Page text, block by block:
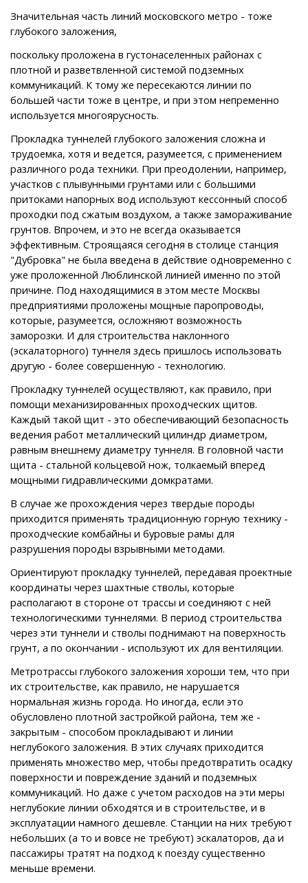
Значительная часть линий московского метро - тоже
глубокого заложения,
поскольку проложена в густонаселенных районах с
плотной и разветвленной системой подземных
коммуникаций. К тому же пересекаются линии по
большей части тоже в центре, и при этом непременно
используется многоярусность.
Прокладка туннелей глубокого заложения сложна и
трудоемка, хотя и ведется, разумеется, с применением
различного рода техники. При преодолении, например,
участков с плывунными грунтами или с большими
притоками напорных вод используют кессонный способ
проходки под сжатым воздухом, а также замораживание
грунтов. Впрочем, и это не всегда оказывается
эффективным. Строящаяся сегодня в столице станция
"Дубровка" не была введена в действие одновременно с
уже проложенной Люблинской линией именно по этой
причине. Под находящимися в этом месте Москвы
предприятиями проложены мощные паропроводы,
которые, разумеется, осложняют возможность
заморозки. И для строительства наклонного
(эскалаторного) туннеля здесь пришлось использовать
другую - более совершенную - технологию.
Прокладку туннелей осуществляют, как правило, при
помощи механизированных проходческих щитов.
Каждый такой щит - это обеспечивающий безопасность
ведения работ металлический цилиндр диаметром,
равным внешнему диаметру туннеля. В головной части
щита - стальной кольцевой нож, толкаемый вперед
мощными гидравлическими домкратами.
В случае же прохождения через твердые породы
приходится применять традиционную горную технику -
проходческие комбайны и буровые рамы для
разрушения породы взрывными методами.
Ориентируют прокладку туннелей, передавая проектные
координаты через шахтные стволы, которые
располагают в стороне от трассы и соединяют с ней
технологическими туннелями. В период строительства
через эти туннели и стволы поднимают на поверхность
грунт, а по окончании - используют их для вентиляции.
Метротрассы глубокого заложения хороши тем, что при
их строительстве, как правило, не нарушается
нормальная жизнь города. Но иногда, если это
обусловлено плотной застройкой района, тем же -
закрытым - способом прокладывают и линии
неглубокого заложения. В этих случаях приходится
применять множество мер, чтобы предотвратить осадку
поверхности и повреждение зданий и подземных
коммуникаций. Но даже с учетом расходов на эти меры
неглубокие линии обходятся и в строительстве, и в
эксплуатации намного дешевле. Станции на них требуют
небольших (а то и вовсе не требуют) эскалаторов, да и
пассажиры тратят на подход к поезду существенно
меньше времени.